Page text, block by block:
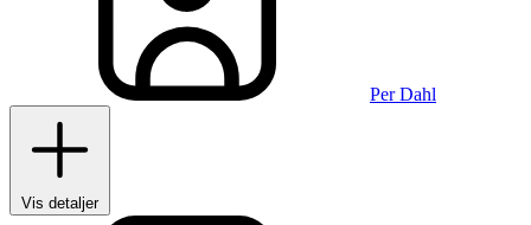
Per Dahl
Vis detaljer